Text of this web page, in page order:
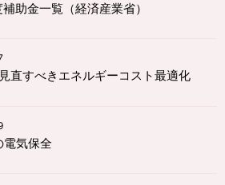
助金一覧（経済産業省）
直すべきエネルギーコスト最適化
電気保全